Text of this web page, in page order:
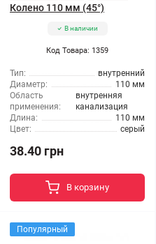
Колено 110 мм (45°)
В наличии
Код Товара: 1359
Тип:
внутренний
Диаметр:
110 мм
Область
применения:
внутренняя
канализация
Длина:
110 мм
Цвет:
серый
38.40 грн
В корзину
Популярный